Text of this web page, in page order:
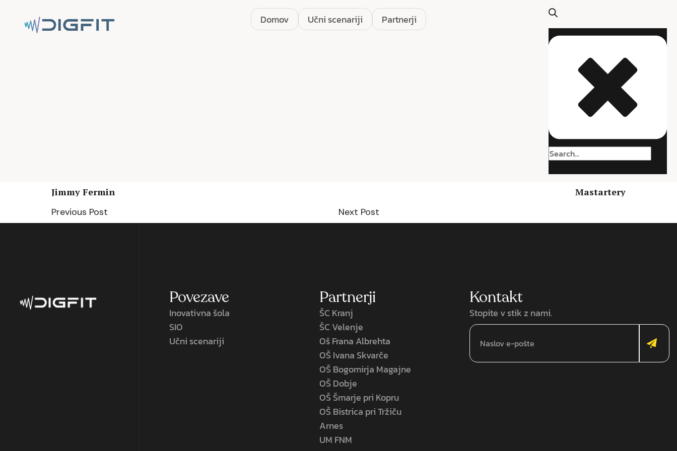
Domov Učni scenariji Partnerji
Jimmy Fermin
Previous Post
Mastartery
Next Post
Povezave
Inovativna šola
SIO
Učni scenariji
Partnerji
ŠC Kranj
ŠC Velenje
Oš Frana Albrehta
OŠ Ivana Skvarče
OŠ Bogomirja Magajne
OŠ Dobje
OŠ Šmarje pri Kopru
OŠ Bistrica pri Tržiču
Arnes
UM FNM
Kontakt
Stopite v stik z nami.